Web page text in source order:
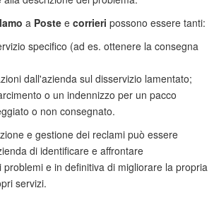
a Poste ecorrieripossono essere tanti:
specifico (ad es. ottenere la consegna
dall'azienda sul disservizio lamentato;
o un indennizzo per un pacco
o non consegnato.
e gestione dei reclami può essere
di identificare e affrontare
e in definitiva di migliorare la propria
servizi.